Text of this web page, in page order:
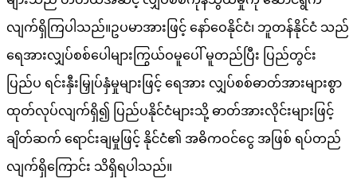
လျက်ရှိကြပါသည်။ဥပမာအားဖြင့် နော်ဝေနိုင်ငံ၊ ဘူတန်နိုင်ငံ သည်
ရေအားလျှပ်စစ်ပေါများကြွယ်ဝမူပေါ် မူတည်ပြီး ပြည်တွင်း
ပြည်ပ ရင်းနှီးမြှုပ်နှံမှုများဖြင့် ရေအား လျှပ်စစ်ဓာတ်အားများစွာ
ထုတ်လုပ်လျက်ရှိ၍ ပြည်ပနိုင်ငံများသို့ ဓာတ်အားလိုင်းများဖြင့်
ချိတ်ဆက် ရောင်းချမှုဖြင့် နိုင်ငံ၏ အဓိကဝင်ငွေ အဖြစ် ရပ်တည်
လျက်ရှိကြောင်း သိရှိရပါသည်။